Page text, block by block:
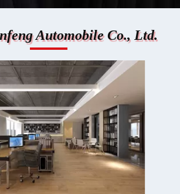
Automobile Co., Ltd.